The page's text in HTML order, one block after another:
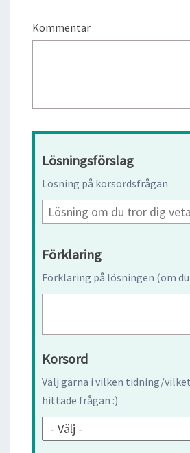
Kommentar
Lösningsförslag
Lösning på korsordsfrågan
Förklaring
Förklaring på lösningen (om
Korsord
Välj gärna i vilken tidning/
hittade frågan :)